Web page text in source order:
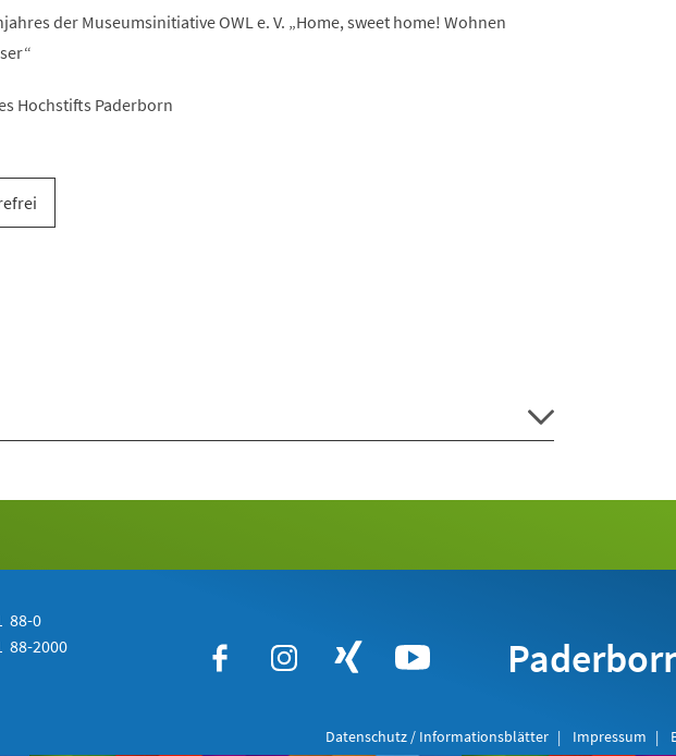
der Museumsinitiative OWL e. V. „Home, sweet home! Wohnen
Hochstifts Paderborn
88-0
88-2000
Datenschutz / Informationsblätter Impressum